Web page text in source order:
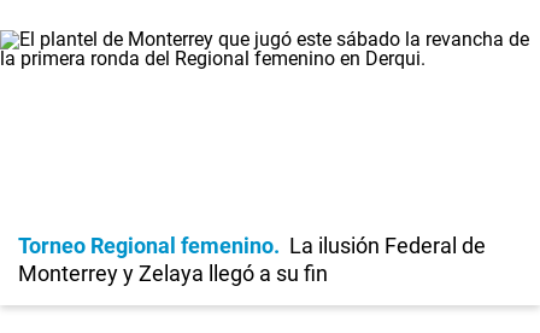
Torneo Regional femenino
La ilusión Federal de
Monterrey y Zelaya llegó a su fin